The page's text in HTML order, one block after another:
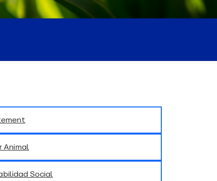
Animal
Social